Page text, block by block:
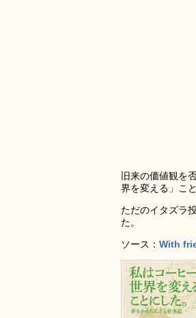
旧来の価値観を
界を変える」こ
ただのイタズラ
た。
ソース： With